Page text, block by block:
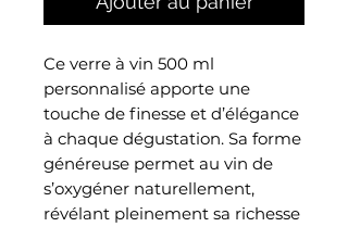
Ce verre à vin 500 ml
personnalisé apporte une
touche de finesse et d’élégance
à chaque dégustation. Sa forme
généreuse permet au vin de
s’oxygéner naturellement,
révélant pleinement sa richesse